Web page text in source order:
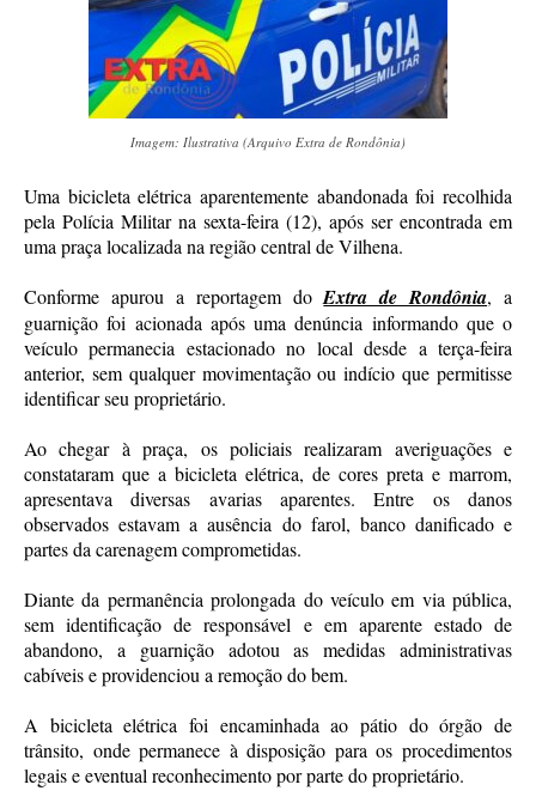
Imagem: Ilustrativa (Arquivo Extra de Rondônia)
Uma bicicleta elétrica aparentemente abandonada foi recolhida
pela Polícia Militar na sexta-feira (12), após ser encontrada em
uma praça localizada na região central de Vilhena.
Conforme apurou a reportagem doExtra de Rondônia, a
guarnição foi acionada após uma denúncia informando que o
veículo permanecia estacionado no local desde a terça-feira
anterior, sem qualquer movimentação ou indício que permitisse
identificar seu proprietário.
Ao chegar à praça, os policiais realizaram averiguações e
constataram que a bicicleta elétrica, de cores preta e marrom,
apresentava diversas avarias aparentes. Entre os danos
observados estavam a ausência do farol, banco danificado e
partes da carenagem comprometidas.
Diante da permanência prolongada do veículo em via pública,
sem identificação de responsável e em aparente estado de
abandono, a guarnição adotou as medidas administrativas
cabíveis e providenciou a remoção do bem.
A bicicleta elétrica foi encaminhada ao pátio do órgão de
trânsito, onde permanece à disposição para os procedimentos
legais e eventual reconhecimento por parte do proprietário.